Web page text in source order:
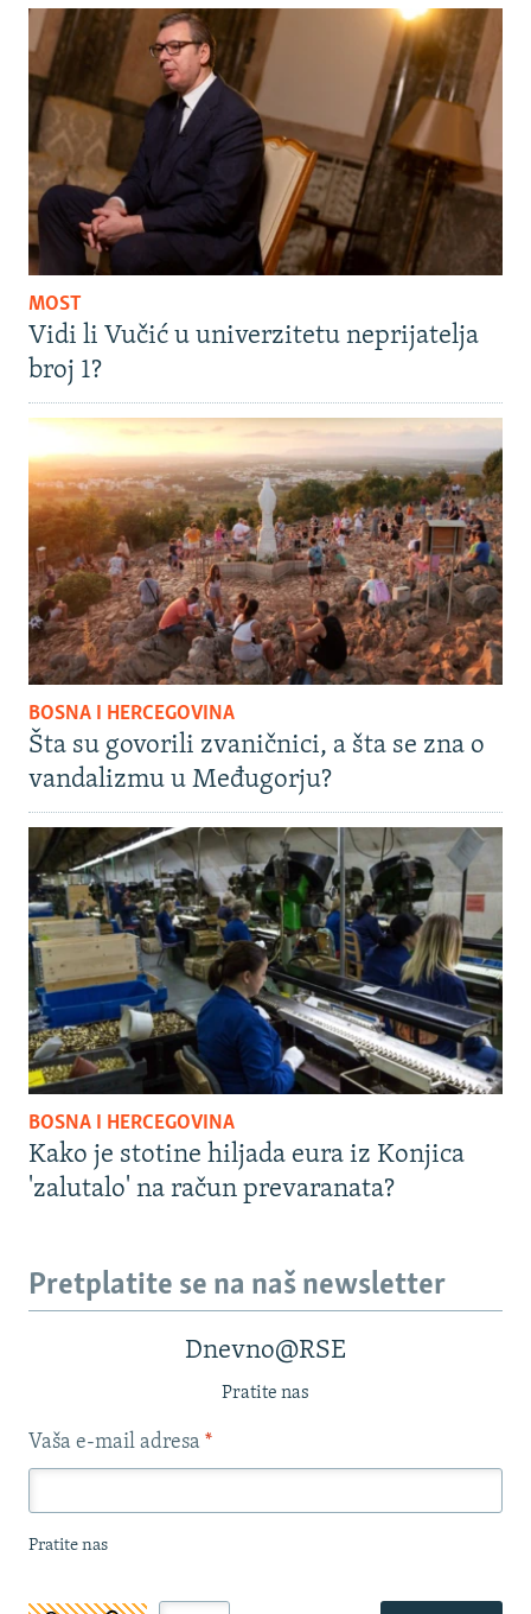
MOST
Vidi li Vučić u univerzitetu neprijatelja
broj 1?
BOSNA I HERCEGOVINA
Šta su govorili zvaničnici, a šta se zna o
vandalizmu u Međugorju?
BOSNA I HERCEGOVINA
Kako je stotine hiljada eura iz Konjica
'zalutalo' na račun prevaranata?
Pretplatite se na naš newsletter
Dnevno@RSE
Pratite nas
Vaša e-mail adresa *
Pratite nas